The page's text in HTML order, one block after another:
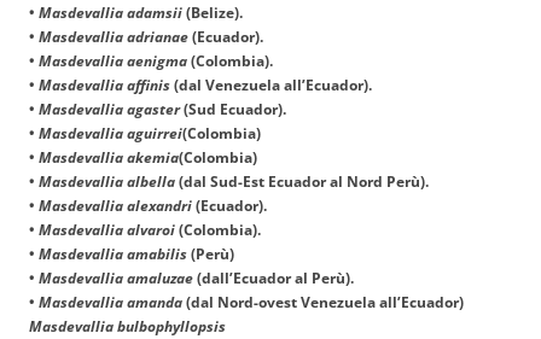
• Masdevallia adamsii (Belize).
• Masdevallia adrianae (Ecuador).
• Masdevallia aenigma (Colombia).
• Masdevallia affinis (dal Venezuela all’Ecuador).
• Masdevallia agaster(Sud Ecuador).
• Masdevallia aguirrei(Colombia)
• Masdevallia akemia(Colombia)
• Masdevallia albella (dal Sud-Est Ecuador al Nord Perù).
• Masdevallia alexandri (Ecuador).
• Masdevallia alvaroi (Colombia).
• Masdevallia amabilis (Perù)
• Masdevallia amaluzae (dall’Ecuador al Perù).
• Masdevallia amanda (dal Nord-ovest Venezuela all’Ecuador)
Masdevallia bulbophyllopsis